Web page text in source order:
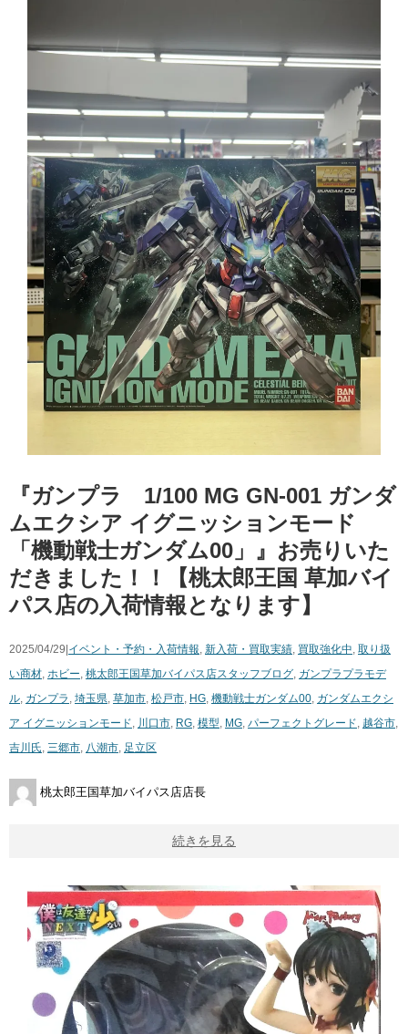
『ガンプラ 1/100 ​MG ​GN-001 ​ガンダ
ムエクシア ​イグニッションモード ​
「機動戦士ガンダム00」』お売りいた
だきました！！【桃太郎王国 草加バイ
パス店の入荷情報となります】
2025/04/29| イベント・予約・入荷情報, 新入荷・買取実績, 買取強化中, 取り扱
い商材, ホビー, 桃太郎王国草加バイパス店スタッフブログ, ガンプラ プラモデ
ル, ガンプラ , 埼玉県, 草加市, 松戸市, HG, 機動戦士ガンダム00, ガンダムエクシ
ア ​イグニッションモード, 川口市, RG, 模型, MG, パーフェクトグレード, 越谷市,
吉川氏, 三郷市, 八潮市, 足立区
桃太郎王国草加バイパス店店長
続きを見る